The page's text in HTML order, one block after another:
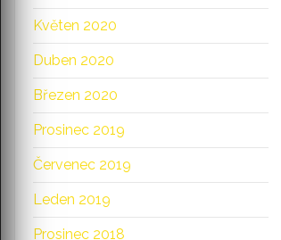
Květen 2020
Duben 2020
Březen 2020
Prosinec 2019
Červenec 2019
Leden 2019
Prosinec 2018